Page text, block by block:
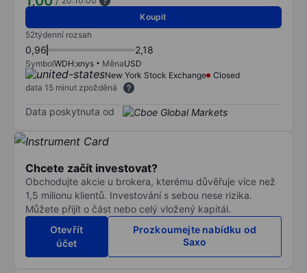
Koupit
52týdenní rozsah
0,96 2,18
SymbolWDH:xnys MěnaUSD
New York Stock Exchange
Closed
data 15 minut zpožděná
Data poskytnuta od
Chcete začít investovat?
Obchodujte akcie u brokera, kterému důvěřuje více než
1,5 milionu klientů. Investování s sebou nese rizika.
Můžete přijít o část nebo celý vložený kapitál.
Otevřít
účet
Prozkoumejte nabídku od
Saxo